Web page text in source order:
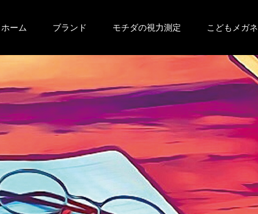
ホーム ブランド モチダの視力測定 こどもメガネ